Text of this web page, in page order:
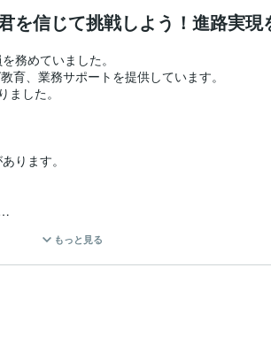
を信じて挑戦しよう！進路実
務めていました。
育、業務サポートを提供しています。
した。
ります。
グラミング、ITパスポート対策）の指導
成
もっと見る